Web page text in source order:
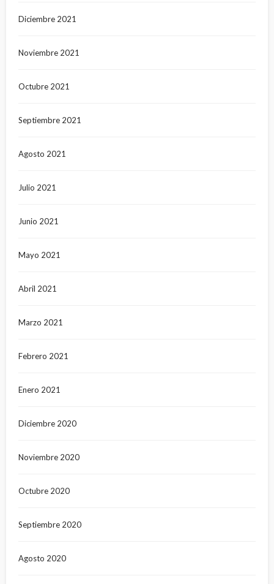
Diciembre 2021
Noviembre 2021
Octubre 2021
Septiembre 2021
Agosto 2021
Julio 2021
Junio 2021
Mayo 2021
Abril 2021
Marzo 2021
Febrero 2021
Enero 2021
Diciembre 2020
Noviembre 2020
Octubre 2020
Septiembre 2020
Agosto 2020